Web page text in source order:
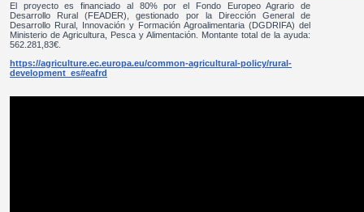
El proyecto es financiado al 80% por el Fondo Europeo Agrario de
Desarrollo Rural (FEADER), gestionado por la Dirección General de
Desarrollo Rural, Innovación y Formación Agroalimentaria (DGDRIFA) del
Ministerio de Agricultura, Pesca y Alimentación. Montante total de la ayuda:
562.281,83€.
https://agriculture.ec.europa.eu/common-agricultural-policy/rural-
development_es#eafrd